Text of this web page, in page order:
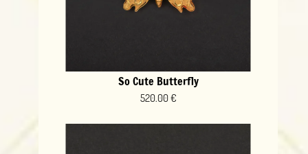
So Cute Butterfly
520.00 €